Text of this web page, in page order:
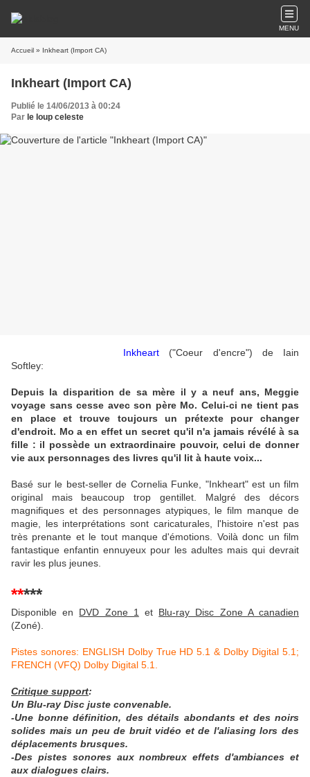
MENU
Accueil » Inkheart (Import CA)
Inkheart (Import CA)
Publié le 14/06/2013 à 00:24
Par le loup celeste
Inkheart ("Coeur d'encre") de Iain
Softley:
Depuis la disparition de sa mère il y a neuf ans, Meggie
voyage sans cesse avec son père Mo. Celui-ci ne tient pas
en place et trouve toujours un prétexte pour changer
d'endroit. Mo a en effet un secret qu'il n'a jamais révélé à sa
fille : il possède un extraordinaire pouvoir, celui de donner
vie aux personnages des livres qu'il lit à haute voix...
Basé sur le best-seller de Cornelia Funke, "Inkheart" est un film
original mais beaucoup trop gentillet. Malgré des décors
magnifiques et des personnages atypiques, le film manque de
magie, les interprétations sont caricaturales, l'histoire n'est pas
très prenante et le tout manque d'émotions. Voilà donc un film
fantastique enfantin ennuyeux pour les adultes mais qui devrait
ravir les plus jeunes.
*****
Disponible en DVD Zone 1 et Blu-ray Disc Zone A canadien
(Zoné).
Pistes sonores: ENGLISH Dolby True HD 5.1 & Dolby Digital 5.1;
FRENCH (VFQ) Dolby Digital 5.1.
Critique support:
Un Blu-ray Disc juste convenable.
-Une bonne définition, des détails abondants et des noirs
solides mais un peu de bruit vidéo et de l'aliasing lors des
déplacements brusques.
-Des pistes sonores aux nombreux effets d'ambiances et
aux dialogues clairs.